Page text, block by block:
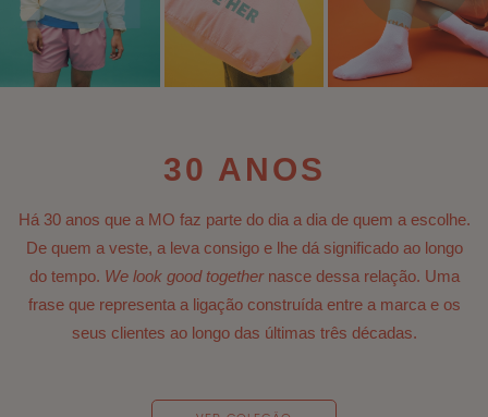
30 ANOS
Há 30 anos que a MO faz parte do dia a dia de quem a escolhe.
De quem a veste, a leva consigo e lhe dá significado ao longo
do tempo.​ We look good togethernasce dessa relação. Uma
frase que representa a ligação construída entre a marca e os
seus clientes ao longo das últimas três décadas.